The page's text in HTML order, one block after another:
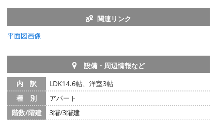
関連リンク
平面図画像
設備・周辺情報など
内 訳
LDK14.6帖、洋室3帖
種 別
アパート
階数/階建
3階/3階建